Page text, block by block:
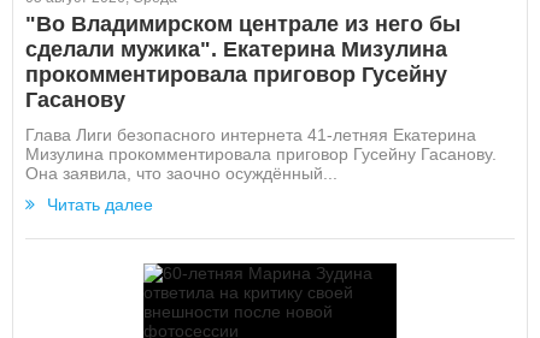
"Во Владимирском централе из него бы
сделали мужика". Екатерина Мизулина
прокомментировала приговор Гусейну
Гасанову
Глава Лиги безопасного интернета 41-летняя Екатерина
Мизулина прокомментировала приговор Гусейну Гасанову.
Она заявила, что заочно осуждённый...
Читать далее